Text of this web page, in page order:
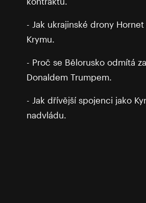
- Jak ukrajinské drony
Krymu.
- Proč se Bělorusko odmítá
Donaldem Trumpem.
- Jak dřívější spojenci jako
nadvládu.